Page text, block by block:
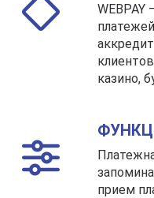
казино,
прием